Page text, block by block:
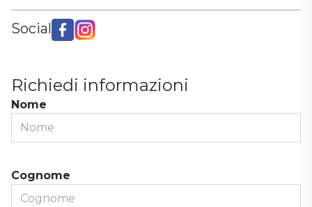
Social
Richiedi informazioni
Nome
Cognome